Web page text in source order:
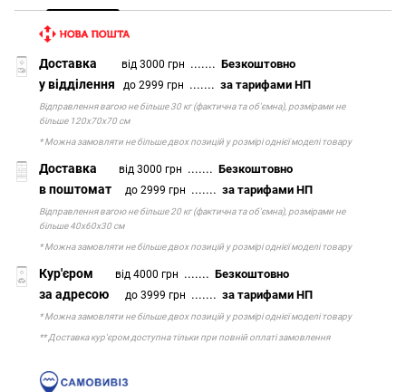
Доставка від 3000 грн .......Безкоштовно
у відділення до 2999 грн .......за тарифами НП
Відправлення вагою не більше 30 кг (фактична та об'ємна), розмірами не
більше 120х70х70 см
* Можна замовляти не більше двох позицій у розмірі однієї моделі товару
Доставка від 3000 грн .......Безкоштовно
в поштомат до 2999 грн .......за тарифами НП
Відправлення вагою не більше 20 кг (фактична та об'ємна), розмірами не
більше 40х60х30 см
* Можна замовляти не більше двох позицій у розмірі однієї моделі товару
Кур'єром від 4000 грн .......Безкоштовно
за адресою до 3999 грн .......за тарифами НП
* Можна замовляти не більше двох позицій у розмірі однієї моделі товару
** Доставка кур'єром доступна тільки при повній оплаті замовлення